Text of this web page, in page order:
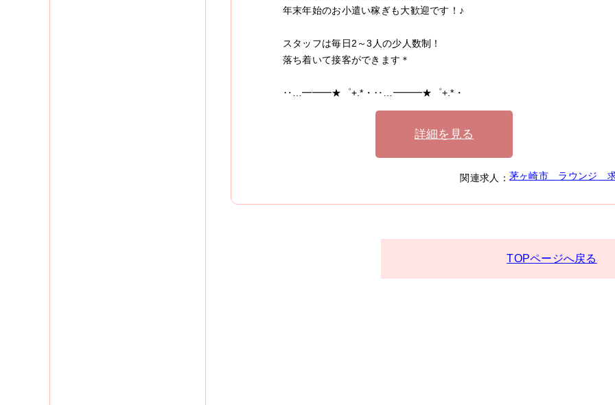
年末年始のお小遣い稼ぎも大歓迎です！♪
スタッフは毎日2～3人の少人数制！
落ち着いて接客ができます＊
‥…━━━★゜+.*・‥…━━━★゜+.*・
詳細を見る
関連求人：茅ヶ崎市 ラウンジ
TOPページへ戻る